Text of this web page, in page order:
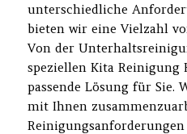
unterschiedliche
bieten wir eine Vielzahl
Von der
speziellen Kita Reinigung
passende Lösung für Sie.
mit Ihnen